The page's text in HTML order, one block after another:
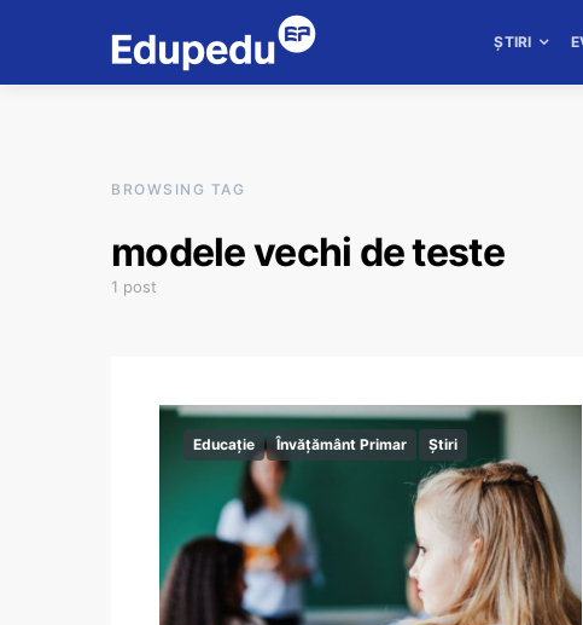
ȘTIRI
BROWSING TAG
modele vechi de teste
1 post
Educație Învățământ Primar Știri